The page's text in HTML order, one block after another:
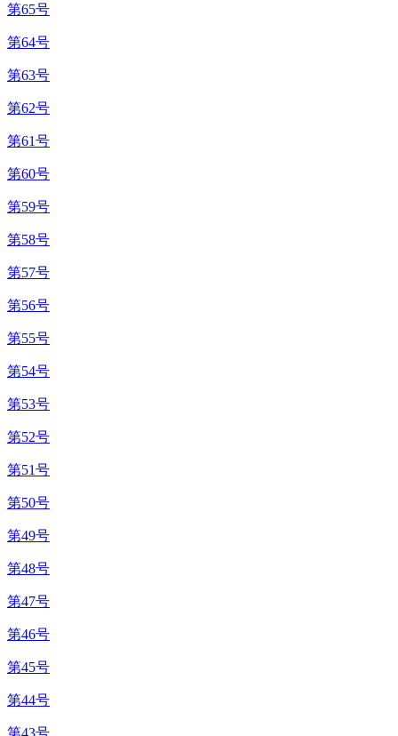
第65号
第64号
第63号
第62号
第61号
第60号
第59号
第58号
第57号
第56号
第55号
第54号
第53号
第52号
第51号
第50号
第49号
第48号
第47号
第46号
第45号
第44号
第43号